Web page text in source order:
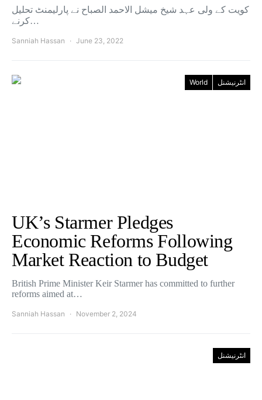
کویت کے ولی عہد شیخ میشل الاحمد الصباح نے پارلیمنٹ تحلیل
کرنے…
Sanniah Hassan June 23, 2022
World انٹرنیشنل
UK’s Starmer Pledges
Economic Reforms Following
Market Reaction to Budget
British Prime Minister Keir Starmer has committed to further
reforms aimed at…
Sanniah Hassan November 2, 2024
انٹرنیشنل